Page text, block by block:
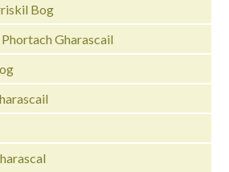
Bog
Gharascail